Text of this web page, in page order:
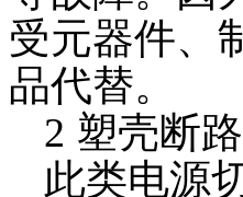
保证为用户提供良好的售
了解更多
如您对我们的产品或服务
了解更多
人才理念
招聘信息
受元器件、
品代替。
2 塑壳断
此类电源